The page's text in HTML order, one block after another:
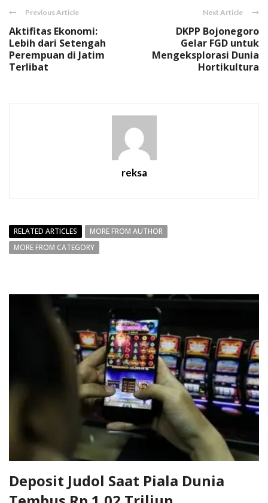
Previous Article
Aktifitas Ekonomi:
Lebih dari Setengah
Perempuan di Jatim
Terlibat
Next Article
DKPP Bojonegoro
Gelar FGD untuk
Mengeksplorasi Dunia
Hortikultura
reksa
RELATED ARTICLES
MORE FROM AUTHOR
MORE FROM CATEGORY
Deposit Judol Saat Piala Dunia